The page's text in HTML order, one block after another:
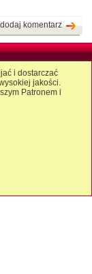
dodaj komentarz
i dostarczać
jakości.
Patronem i